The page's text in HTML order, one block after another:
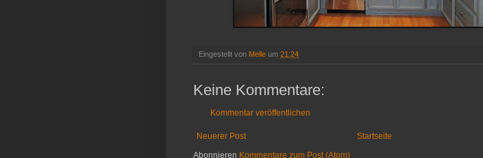
Eingestellt von Melle um 21:24
Keine Kommentare:
Kommentar veröffentlichen
Neuerer Post
Startseite
Abonnieren Kommentare zum Post (Atom)